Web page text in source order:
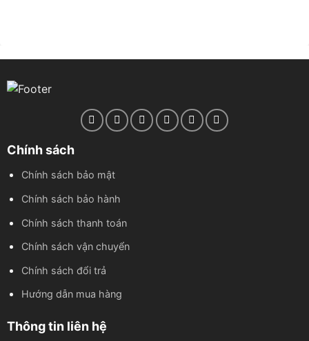
Chính sách
Chính sách bảo mật
Chính sách bảo hành
Chính sách thanh toán
Chính sách vận chuyển
Chính sách đổi trả
Hướng dẫn mua hàng
Thông tin liên hệ